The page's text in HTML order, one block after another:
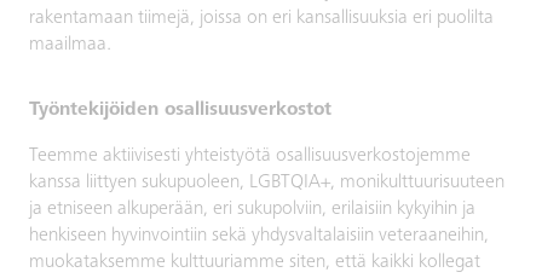
rakentamaan tiimejä, joissa on eri kansallisuuksia eri puolilta
maailmaa.
Työntekijöiden osallisuusverkostot
Teemme aktiivisesti yhteistyötä osallisuusverkostojemme
kanssa liittyen sukupuoleen, LGBTQIA+, monikulttuurisuuteen
ja etniseen alkuperään, eri sukupolviin, erilaisiin kykyihin ja
henkiseen hyvinvointiin sekä yhdysvaltalaisiin veteraaneihin,
muokataksemme kulttuuriamme siten, että kaikki kollegat